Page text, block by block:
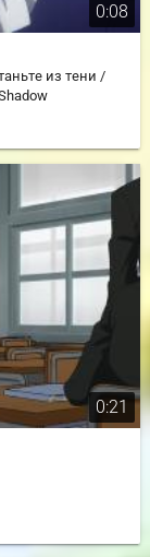
0:08
из тени /
0:21